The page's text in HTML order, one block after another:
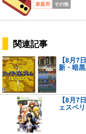
家庭用 その他
関連記事
【8月7
新・暗
【8月7
ェスペ